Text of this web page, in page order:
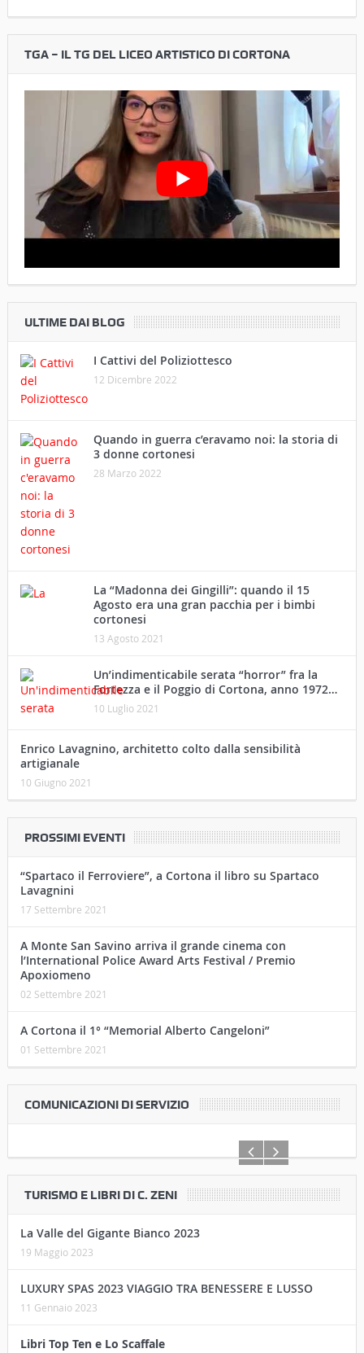
TGA – IL TG DEL LICEO ARTISTICO DI CORTONA
ULTIME DAI BLOG
I Cattivi del Poliziottesco
12 Dicembre 2022
Quando in guerra c’eravamo noi: la storia di
3 donne cortonesi
28 Marzo 2022
La “Madonna dei Gingilli”: quando il 15
Agosto era una gran pacchia per i bimbi
cortonesi
13 Agosto 2021
Un’indimenticabile serata “horror” fra la
Fortezza e il Poggio di Cortona, anno 1972…
10 Luglio 2021
Enrico Lavagnino, architetto colto dalla sensibilità
artigianale
10 Giugno 2021
PROSSIMI EVENTI
“Spartaco il Ferroviere”, a Cortona il libro su Spartaco
Lavagnini
17 Settembre 2021
A Monte San Savino arriva il grande cinema con
l’International Police Award Arts Festival / Premio
Apoxiomeno
02 Settembre 2021
A Cortona il 1° “Memorial Alberto Cangeloni”
01 Settembre 2021
COMUNICAZIONI DI SERVIZIO
TURISMO E LIBRI DI C. ZENI
La Valle del Gigante Bianco 2023
19 Maggio 2023
LUXURY SPAS 2023 VIAGGIO TRA BENESSERE E LUSSO
11 Gennaio 2023
Libri Top Ten e Lo Scaffale